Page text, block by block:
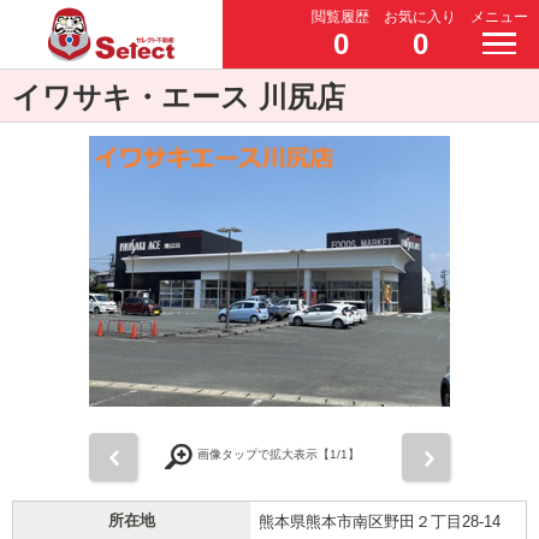
閲覧履歴
0
お気に入り
0
メニュー
イワサキ・エース 川尻店
画像タップで拡大表示【1/1】
所在地 熊本県熊本市南区野田２丁目28-14